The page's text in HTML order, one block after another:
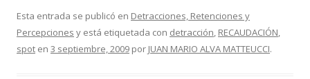
e
b
itt
er
m
p
Esta entrada se publicó en Detracciones, Retenciones y
Percepciones y está etiquetada con detracción, RECAUDACIÓN,
spot en 3 septiembre, 2009 por JUAN MARIO ALVA MATTEUCCI.